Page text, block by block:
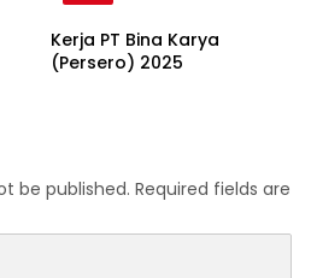
Kerja PT Bina Karya
(Persero) 2025
be published. Required fields are